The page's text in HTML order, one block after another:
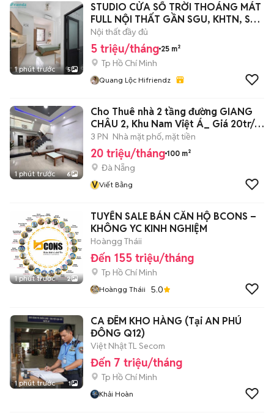
1 phút trước 5
STUDIO CỬA SỔ TRỜI THOÁNG MÁT
FULL NỘI THẤT GẦN SGU, KHTN, SƯ
PHẠM
Nội thất đầy đủ
5 triệu/tháng 25 m²
Tp Hồ Chí Minh
Quang Lộc Hifriendz
1 phút trước 6
Cho Thuê nhà 2 tầng đường GIANG
CHÂU 2, Khu Nam Việt Á_ Giá 20tr/
th
3 PN Nhà mặt phố, mặt tiền
20 triệu/tháng 100 m²
Đà Nẵng
VViết Bằng
1 phút trước 2
TUYỂN SALE BÁN CĂN HỘ BCONS –
KHÔNG YC KINH NGHIỆM
Hoàngg Tháii
Đến 155 triệu/tháng
Tp Hồ Chí Minh
Hoàngg Tháii 5.0
1 phút trước 1
CA ĐÊM KHO HÀNG (Tại AN PHÚ
ĐÔNG Q12)
Việt Nhật TL Secom
Đến 7 triệu/tháng
Tp Hồ Chí Minh
Khải Hoàn